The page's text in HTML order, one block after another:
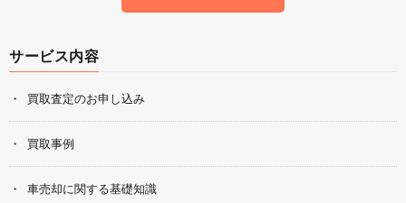
サービス内容
買取査定のお申し込み
買取事例
車売却に関する基礎知識